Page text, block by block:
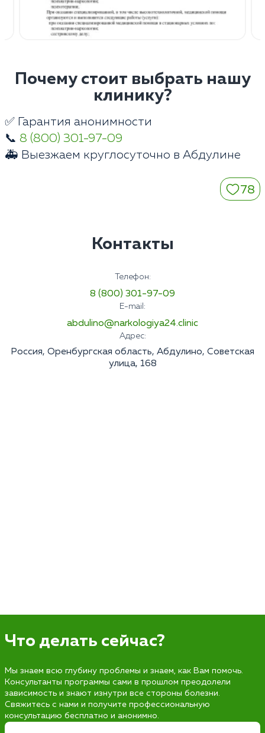
Почему стоит выбрать нашу
клинику?
✅ Гарантия анонимности
📞 8 (800) 301-97-09
🚑 Выезжаем круглосуточно в Абдулине
78
Контакты
Телефон:
8 (800) 301-97-09
E-mail:
abdulino@narkologiya24.clinic
Адрес:
Россия, Оренбургская область, Абдулино, Советская
улица, 168
Что делать сейчас?
Мы знаем всю глубину проблемы и знаем, как Вам помочь.
Консультанты программы сами в прошлом преодолели
зависимость и знают изнутри все стороны болезни.
Свяжитесь с нами и получите профессиональную
консультацию бесплатно и анонимно.